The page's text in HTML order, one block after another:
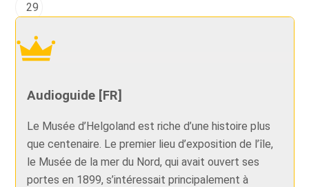
29
Audioguide [FR]
Le Musée d’Helgoland est riche d’une histoire plus
que centenaire. Le premier lieu d’exposition de l’île,
le Musée de la mer du Nord, qui avait ouvert ses
portes en 1899, s’intéressait principalement à